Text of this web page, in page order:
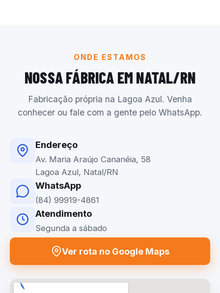
ONDE ESTAMOS
NOSSA FÁBRICA EM NATAL/RN
Fabricação própria na Lagoa Azul. Venha
conhecer ou fale com a gente pelo WhatsApp.
Endereço
Av. Maria Araújo Cananéia, 58
Lagoa Azul, Natal/RN
WhatsApp
(84) 99919-4861
Atendimento
Segunda a sábado
Ver rota no Google Maps